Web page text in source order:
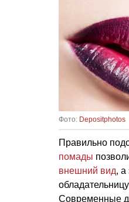
Фото: Depositphotos
Правильно
помады
внешний вид, а
Современные